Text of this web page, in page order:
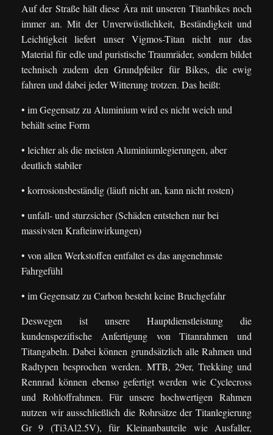
Auf der Straße hält diese Ära mit unseren Titanbikes noch
immer an. Mit der Unverwüstlichkeit, Beständigkeit und
Leichtigkeit liefert unser Vigmos-Titan nicht nur das
Material für edle und puristische Traumräder, sondern bildet
technisch zudem den Grundpfeiler für Bikes, die ewig
fahren und dabei jeder Witterung trotzen. Das heißt:
• im Gegensatz zu Aluminium wird es nicht weich und
behält seine Form
• leichter als die meisten Aluminiumlegierungen, aber
deutlich stabiler
• korrosionsbeständig (läuft nicht an, kann nicht rosten)
• unfall- und sturzsicher (Schäden entstehen nur bei
massivsten Krafteinwirkungen)
• von allen Werkstoffen entfaltet es das angenehmste
Fahrgefühl
• im Gegensatz zu Carbon besteht keine Bruchgefahr
Deswegen ist unsere Hauptdienstleistung die
kundenspezifische Anfertigung von Titanrahmen und
Titangabeln. Dabei können grundsätzlich alle Rahmen und
Radtypen besprochen werden. MTB, 29er, Trekking und
Rennrad können ebenso gefertigt werden wie Cyclecross
und Rohloffrahmen. Für unsere hochwertigen Rahmen
nutzen wir ausschließlich die Rohrsätze der Titanlegierung
Gr 9 (Ti3Al2.5V), für Kleinanbauteile wie Ausfaller,